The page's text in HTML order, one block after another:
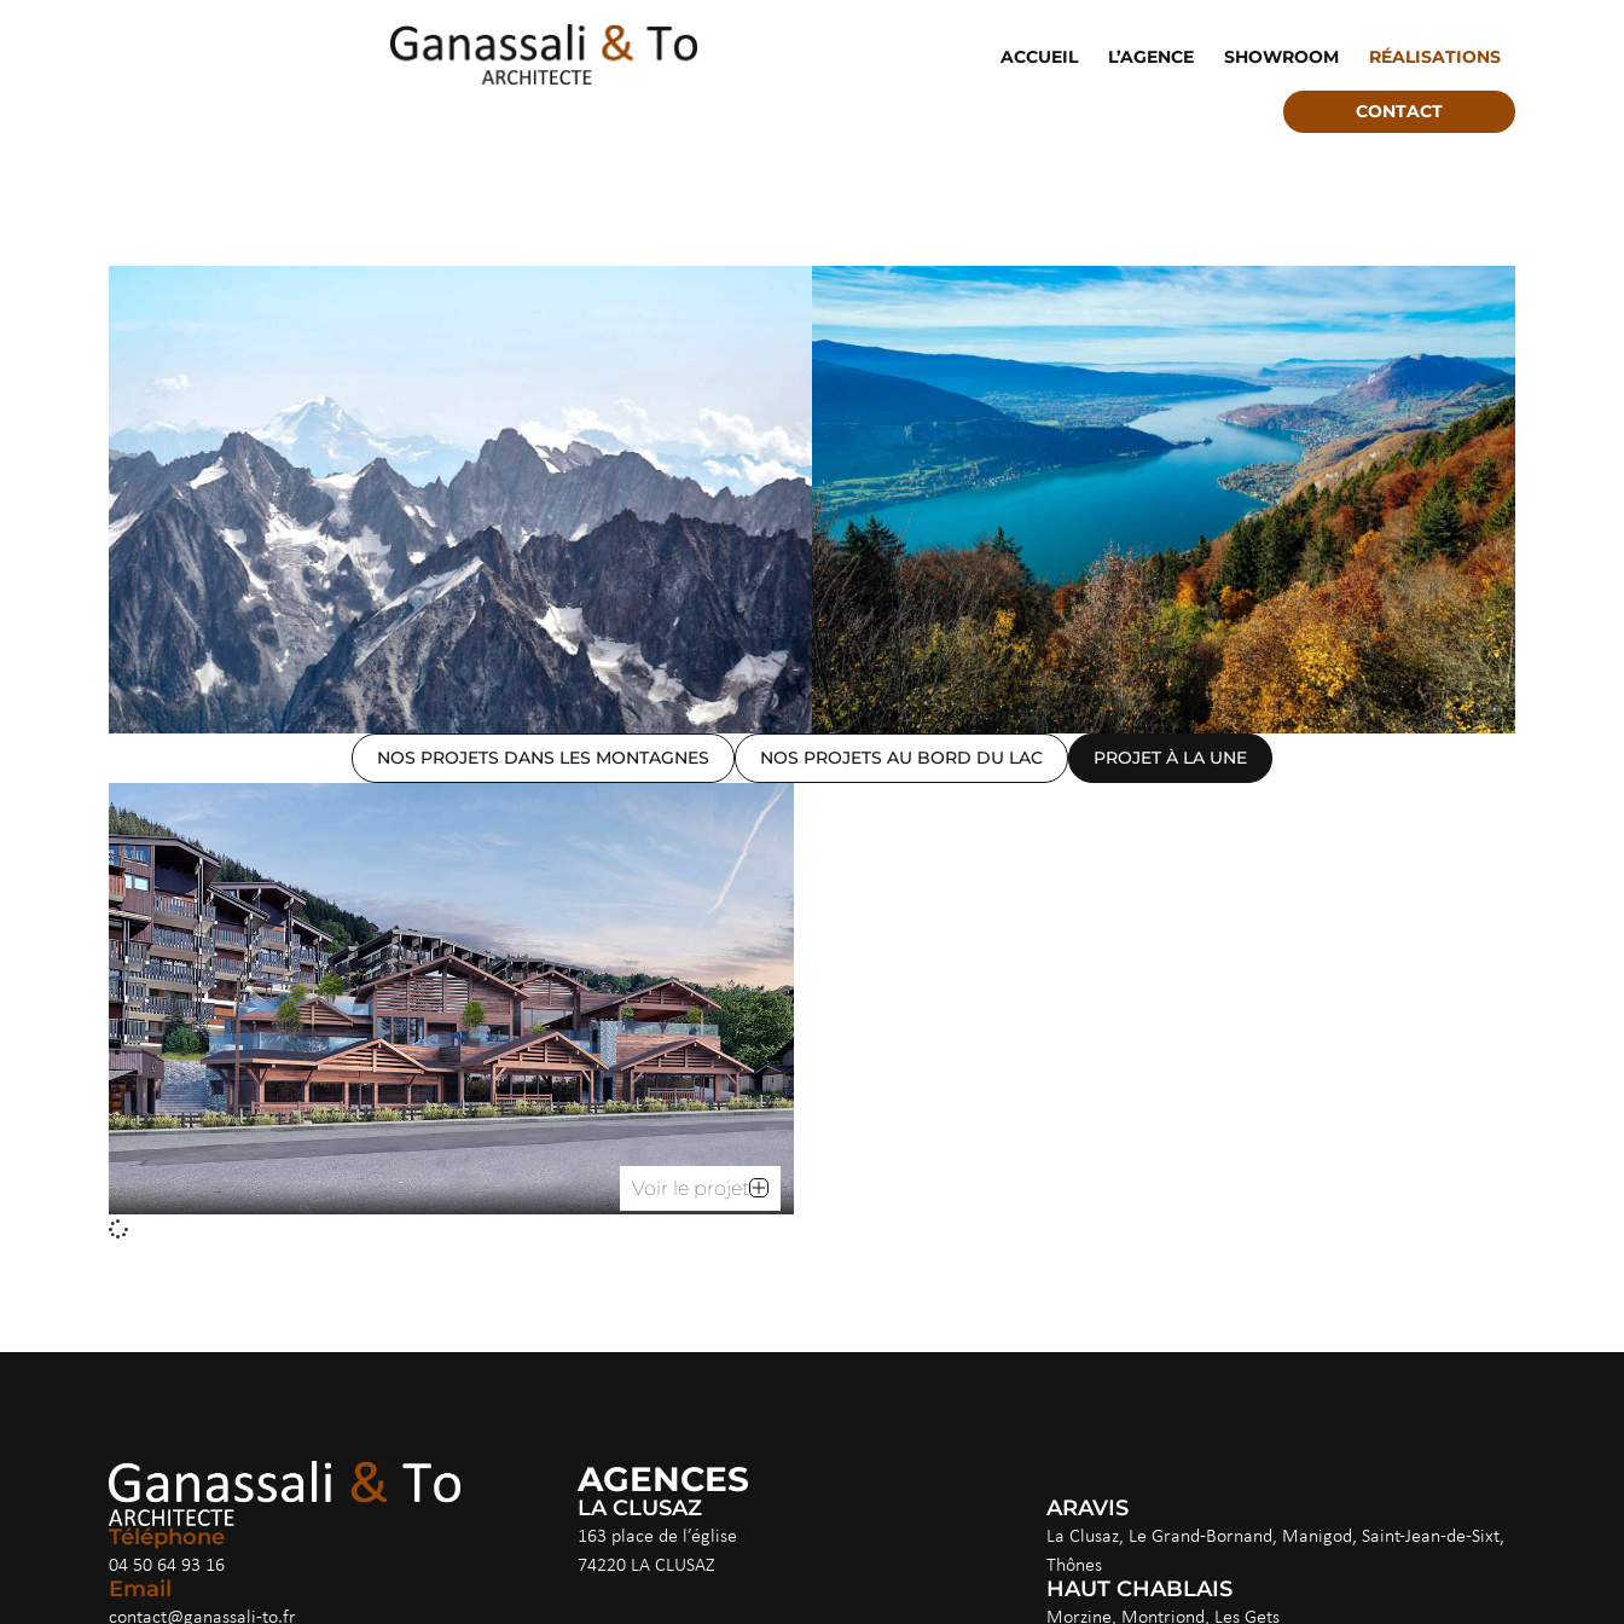
ACCUEIL L’AGENCE SHOWROOM RÉALISATIONS
CONTACT
NOS PROJETS DANS LES MONTAGNES NOS PROJETS AU BORD DU LAC PROJET À LA UNE
Voir le projet
Téléphone
04 50 64 93 16
Email
contact@ganassali-to.fr
AGENCES
LA CLUSAZ
163 place de l’église
74220 LA CLUSAZ
ARAVIS
La Clusaz, Le Grand-Bornand, Manigod, Saint-Jean-de-Sixt,
Thônes
HAUT CHABLAIS
Morzine, Montriond, Les Gets